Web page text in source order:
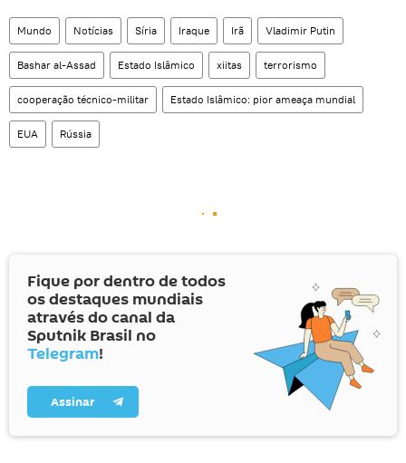
Mundo Notícias Síria Iraque Irã Vladimir Putin
Bashar al-Assad Estado Islâmico xiitas terrorismo
cooperação técnico-militar Estado Islâmico: pior ameaça mundial
EUA Rússia
Fique por dentro de todos
os destaques mundiais
através do canal da
Sputnik Brasil no
Telegram!
Assinar